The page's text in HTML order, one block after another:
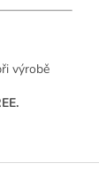
výrobě